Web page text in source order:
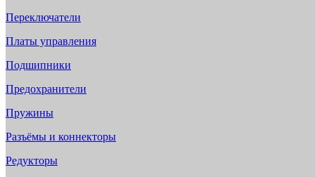
Переключатели
Платы управления
Подшипники
Предохранители
Пружины
Разъёмы и коннекторы
Редукторы